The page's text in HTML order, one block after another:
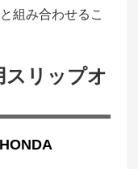
組み合わせるこ
スリップオ